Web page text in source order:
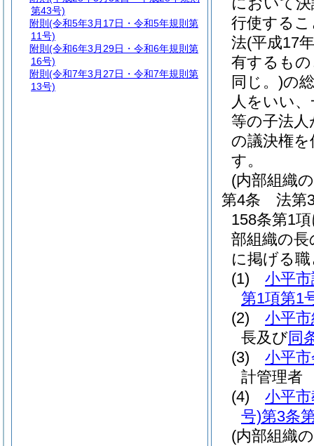
行使する
法(平成17
有するも
同じ。)の
人をいい
等の子法
の議決権
す。
(内部組織
第4条
法第
158条第1
部組織の
に掲げる
(1)
小平
第1項第1
(2)
小平
長及び同
(3)
小平
計管理者
(4)
小平
号)第3条
(内部組織
第43号)
附則 (令和5年3月17日・令和5年規則第
11号)
附則 (令和6年3月29日・令和6年規則第
16号)
附則 (令和7年3月27日・令和7年規則第
13号)